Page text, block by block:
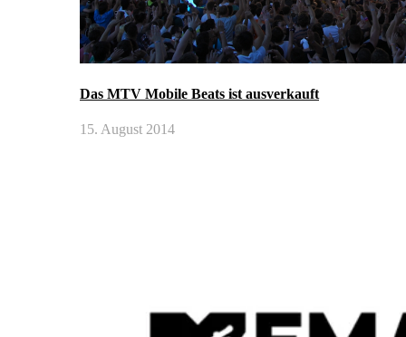
Das MTV Mobile Beats ist ausverkauft
15. August 2014